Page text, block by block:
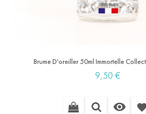
Brume D'oreiller 50ml Immortelle
Prix
9,50 €
 favorite